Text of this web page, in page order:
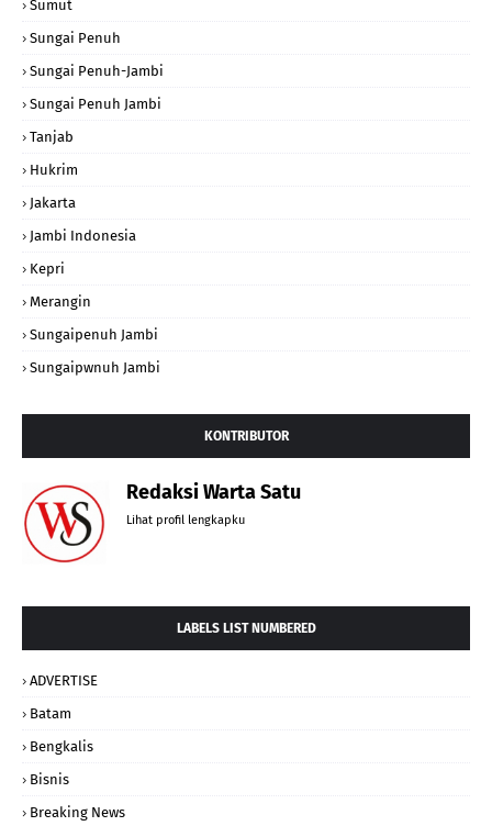
Sumut
Sungai Penuh
Sungai Penuh-Jambi
Sungai Penuh Jambi
Tanjab
Hukrim
Jakarta
Jambi Indonesia
Kepri
Merangin
Sungaipenuh Jambi
Sungaipwnuh Jambi
KONTRIBUTOR
Redaksi Warta Satu
Lihat profil lengkapku
LABELS LIST NUMBERED
ADVERTISE
Batam
Bengkalis
Bisnis
Breaking News